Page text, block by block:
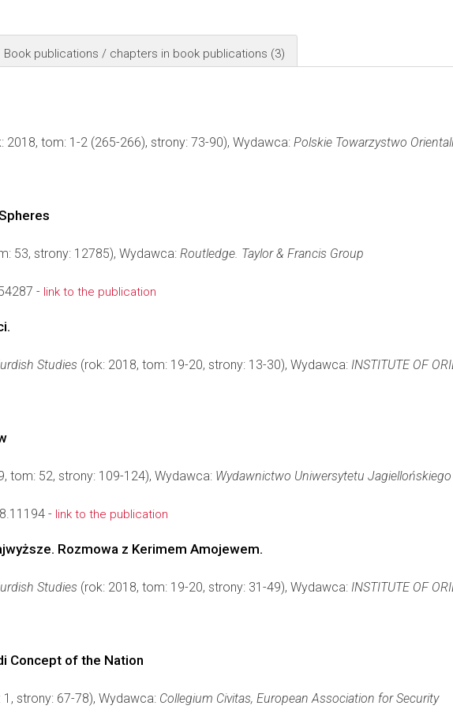
Book publications / chapters in book publications (3)
2018, tom: 1-2 (265-266), strony: 73-90), Wydawca: Polskie Towarzystwo
53, strony: 12785), Wydawca: Routledge. Taylor & Francis Group
- link to the publication
Studies (rok: 2018, tom: 19-20, strony: 13-30), Wydawca: INSTITUTE OF
tom: 52, strony: 109-124), Wydawca: Wydawnictwo Uniwersytetu Jagiellońskiego
- link to the publication
Rozmowa z Kerimem Amojewem.
Studies (rok: 2018, tom: 19-20, strony: 31-49), Wydawca: INSTITUTE OF
Concept of the Nation
strony: 67-78), Wydawca: Collegium Civitas, European Association for Security